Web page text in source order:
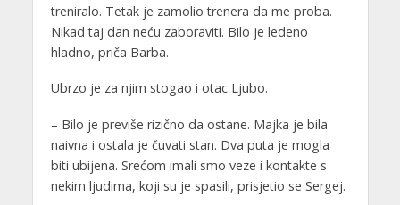
treniralo. Tetak je zamolio trenera da me proba.
Nikad taj dan neću zaboraviti. Bilo je ledeno
hladno, priča Barba.
Ubrzo je za njim stogao i otac Ljubo.
– Bilo je previše rizično da ostane. Majka je bila
naivna i ostala je čuvati stan. Dva puta je mogla
biti ubijena. Srećom imali smo veze i kontakte s
nekim ljudima, koji su je spasili, prisjetio se Sergej.